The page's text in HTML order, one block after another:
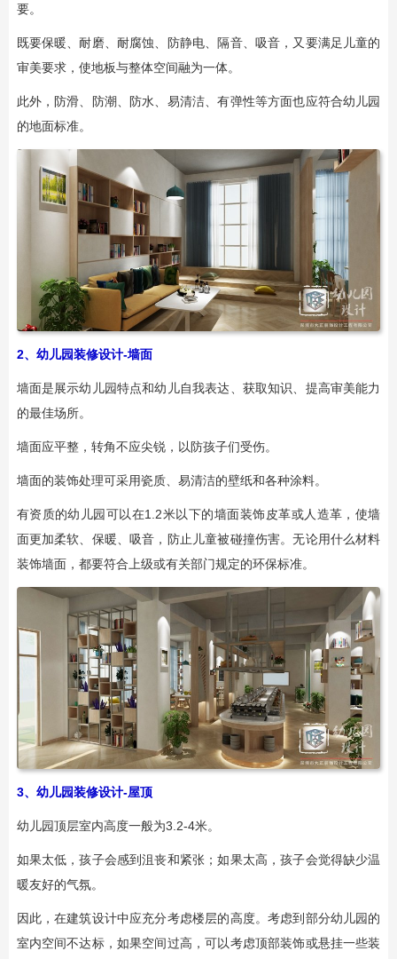
要。
既要保暖、耐磨、耐腐蚀、防静电、隔音、吸音，又要满足儿童的
审美要求，使地板与整体空间融为一体。
此外，防滑、防潮、防水、易清洁、有弹性等方面也应符合幼儿园
的地面标准。
2、幼儿园装修设计-墙面
墙面是展示幼儿园特点和幼儿自我表达、获取知识、提高审美能力
的最佳场所。
墙面应平整，转角不应尖锐，以防孩子们受伤。
墙面的装饰处理可采用瓷质、易清洁的壁纸和各种涂料。
有资质的幼儿园可以在1.2米以下的墙面装饰皮革或人造革，使墙
面更加柔软、保暖、吸音，防止儿童被碰撞伤害。无论用什么材料
装饰墙面，都要符合上级或有关部门规定的环保标准。
3、幼儿园装修设计-屋顶
幼儿园顶层室内高度一般为3.2-4米。
如果太低，孩子会感到沮丧和紧张；如果太高，孩子会觉得缺少温
暖友好的气氛。
因此，在建筑设计中应充分考虑楼层的高度。考虑到部分幼儿园的
室内空间不达标，如果空间过高，可以考虑顶部装饰或悬挂一些装